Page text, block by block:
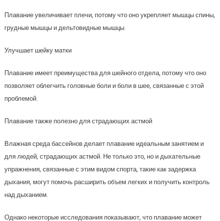
Плавание увеличивает плечи, потому что оно укрепляет мышцы спины,
грудные мышцы и дельтовидные мышцы.
Улучшает шейку матки
Плавание имеет преимущества для шейного отдела, потому что оно
позволяет облегчить головные боли и боли в шее, связанные с этой
проблемой.
Плавание также полезно для страдающих астмой
Влажная среда бассейнов делает плавание идеальным занятием и
для людей, страдающих астмой. Не только это, но и дыхательные
упражнения, связанные с этим видом спорта, такие как задержка
дыхания, могут помочь расширить объем легких и получить контроль
над дыханием.
Однако некоторые исследования показывают, что плавание может